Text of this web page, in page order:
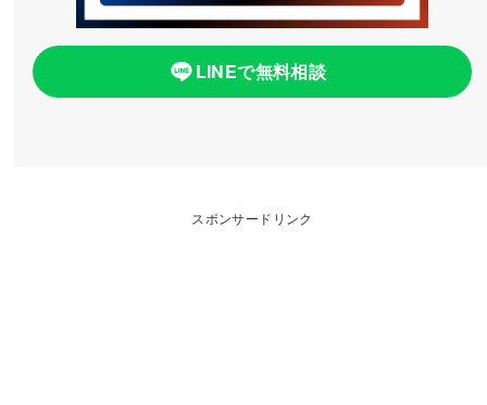
LINEで無料相談
スポンサードリンク